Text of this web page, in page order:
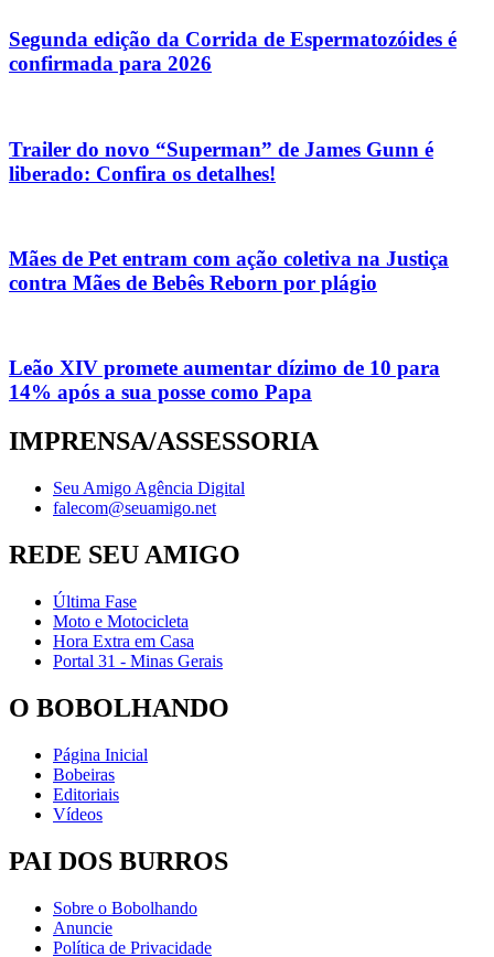
Segunda edição da Corrida de Espermatozóides é
confirmada para 2026
Trailer do novo “Superman” de James Gunn é
liberado: Confira os detalhes!
Mães de Pet entram com ação coletiva na Justiça
contra Mães de Bebês Reborn por plágio
Leão XIV promete aumentar dízimo de 10 para
14% após a sua posse como Papa
IMPRENSA/ASSESSORIA
Seu Amigo Agência Digital
falecom@seuamigo.net
REDE SEU AMIGO
Última Fase
Moto e Motocicleta
Hora Extra em Casa
Portal 31 - Minas Gerais
O BOBOLHANDO
Página Inicial
Bobeiras
Editoriais
Vídeos
PAI DOS BURROS
Sobre o Bobolhando
Anuncie
Política de Privacidade